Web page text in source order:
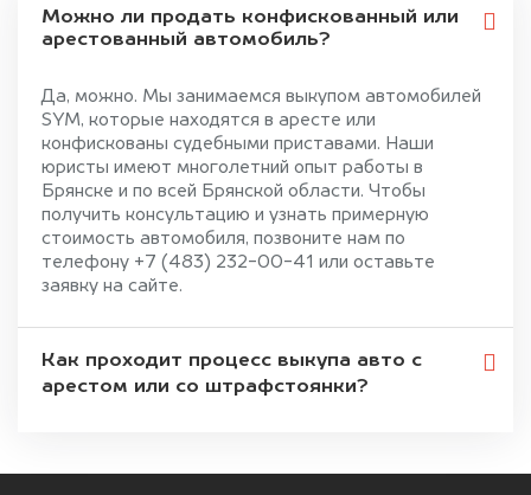
Можно ли продать конфискованный или
арестованный автомобиль?
Да, можно. Мы занимаемся выкупом автомобилей
SYM, которые находятся в аресте или
конфискованы судебными приставами. Наши
юристы имеют многолетний опыт работы в
Брянске и по всей Брянской области. Чтобы
получить консультацию и узнать примерную
стоимость автомобиля, позвоните нам по
телефону +7 (483) 232-00-41 или оставьте
заявку на сайте.
Как проходит процесс выкупа авто с
арестом или со штрафстоянки?